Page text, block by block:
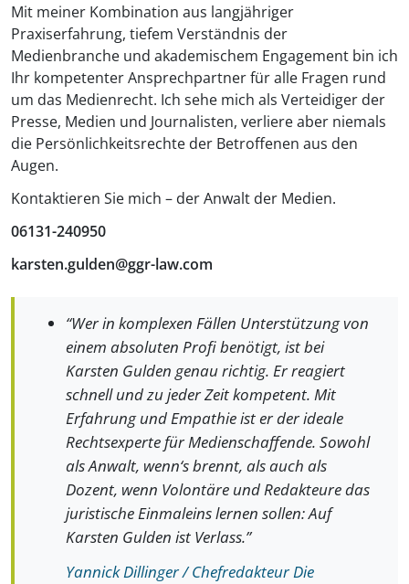
Mit meiner Kombination aus langjähriger
Praxiserfahrung, tiefem Verständnis der
Medienbranche und akademischem Engagement bin ich
Ihr kompetenter Ansprechpartner für alle Fragen rund
um das Medienrecht. Ich sehe mich als Verteidiger der
Presse, Medien und Journalisten, verliere aber niemals
die Persönlichkeitsrechte der Betroffenen aus den
Augen.
Kontaktieren Sie mich – der Anwalt der Medien.
06131-240950
karsten.gulden@ggr-law.com
“Wer in komplexen Fällen Unterstützung von
einem absoluten Profi benötigt, ist bei
Karsten Gulden genau richtig. Er reagiert
schnell und zu jeder Zeit kompetent. Mit
Erfahrung und Empathie ist er der ideale
Rechtsexperte für Medienschaffende. Sowohl
als Anwalt, wenn‘s brennt, als auch als
Dozent, wenn Volontäre und Redakteure das
juristische Einmaleins lernen sollen: Auf
Karsten Gulden ist Verlass.”
Yannick Dillinger / Chefredakteur Die